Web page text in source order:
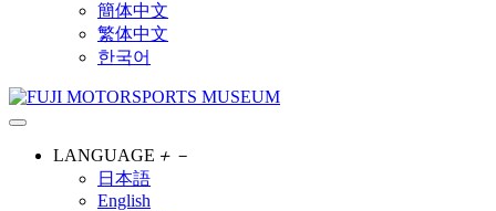
簡体中文
繁体中文
한국어
LANGUAGE ＋ －
日本語
English